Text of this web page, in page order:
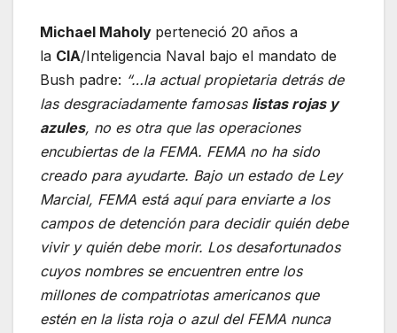
Michael Maholy perteneció 20 años a
la CIA/Inteligencia Naval bajo el mandato de
Bush padre: “…la actual propietaria detrás de
las desgraciadamente famosas listas rojas y
azules, no es otra que las operaciones
encubiertas de la FEMA. FEMA no ha sido
creado para ayudarte. Bajo un estado de Ley
Marcial, FEMA está aquí para enviarte a los
campos de detención para decidir quién debe
vivir y quién debe morir. Los desafortunados
cuyos nombres se encuentren entre los
millones de compatriotas americanos que
estén en la lista roja o azul del FEMA nunca